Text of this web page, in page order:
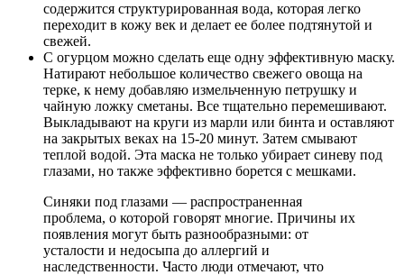
содержится структурированная вода, которая легко
переходит в кожу век и делает ее более подтянутой и
свежей.
С огурцом можно сделать еще одну эффективную маску.
Натирают небольшое количество свежего овоща на
терке, к нему добавляю измельченную петрушку и
чайную ложку сметаны. Все тщательно перемешивают.
Выкладывают на круги из марли или бинта и оставляют
на закрытых веках на 15-20 минут. Затем смывают
теплой водой. Эта маска не только убирает синеву под
глазами, но также эффективно борется с мешками.
Синяки под глазами — распространенная
проблема, о которой говорят многие. Причины их
появления могут быть разнообразными: от
усталости и недосыпа до аллергий и
наследственности. Часто люди отмечают, что